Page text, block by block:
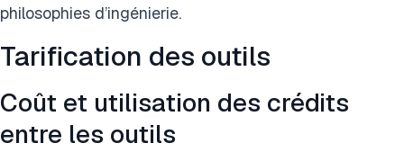
philosophies d’ingénierie.
Tarification des outils
Coût et utilisation des crédits
entre les outils